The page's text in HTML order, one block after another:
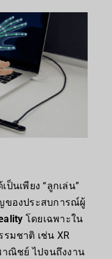
ป็นเพียง “ลูกเล่น”
ของประสบการณ์ผู้
โดยเฉพาะใน
มชาติ เช่น XR
าณิชย์ ไปจนถึงงาน